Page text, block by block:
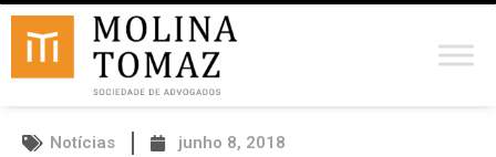
Notícias junho 8, 2018